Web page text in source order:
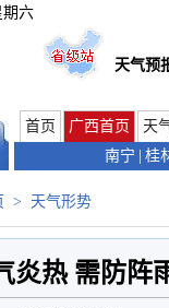
期六
天气预
首页 广西首页 天
南宁
桂
> 天气形势
炎热 需防阵